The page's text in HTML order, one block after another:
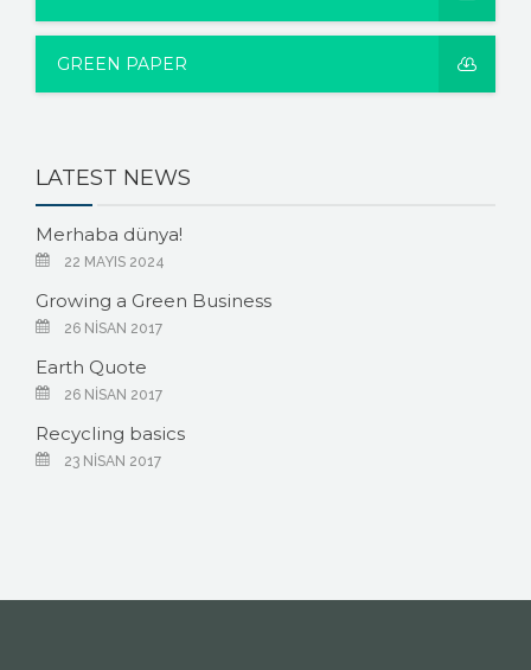
GREEN PAPER
LATEST NEWS
Merhaba dünya!
22 MAYIS 2024
Growing a Green Business
26 NISAN 2017
Earth Quote
26 NISAN 2017
Recycling basics
23 NISAN 2017